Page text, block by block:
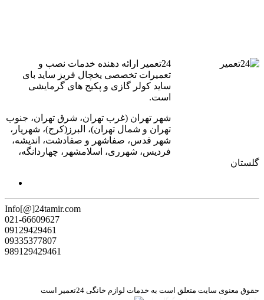
24تعمیر ارائه دهنده خدمات نصب و
تعمیرات تخصصی یخچال فریز ساید بای
ساید کولر گازی و پکیج های گرمایشی
است.
شهر تهران (غرب تهران، شرق تهران، جنوب
تهران و شمال تهران)، البرز(کرج)، شهریار،
شهر قدس، صفاشهر و صفادشت، اندیشه،
فردیس، شهرری، اسلامشهر، چهاردانگه،
گلستان
Info[@]24tamir.com
021-66609627
09129429461
09335377807
989129429461
حقوق معنوی سایت متعلق است به خدمات لوازم خانگی 24تعمیر است